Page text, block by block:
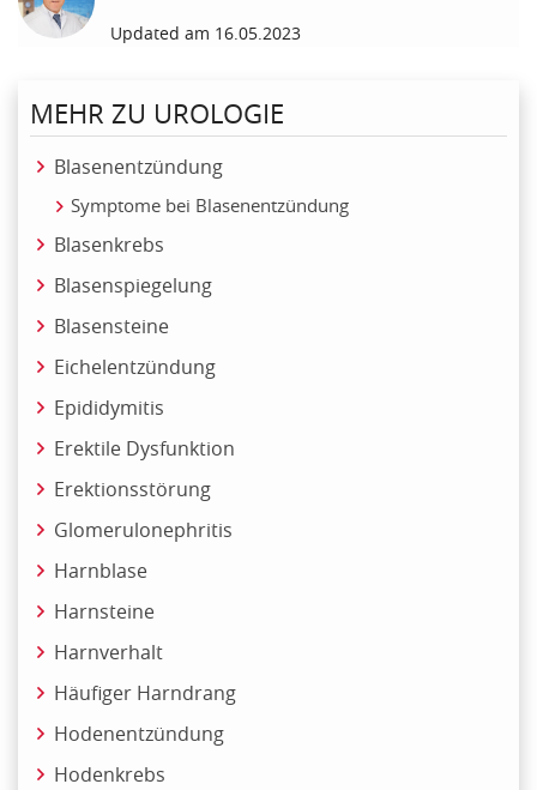
Updated am 16.05.2023
MEHR ZU UROLOGIE
Blasenentzündung
Symptome bei Blasenentzündung
Blasenkrebs
Blasenspiegelung
Blasensteine
Eichelentzündung
Epididymitis
Erektile Dysfunktion
Erektionsstörung
Glomerulonephritis
Harnblase
Harnsteine
Harnverhalt
Häufiger Harndrang
Hodenentzündung
Hodenkrebs